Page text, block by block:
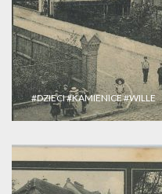
#DZIECI#KAMIENICE#WILLE